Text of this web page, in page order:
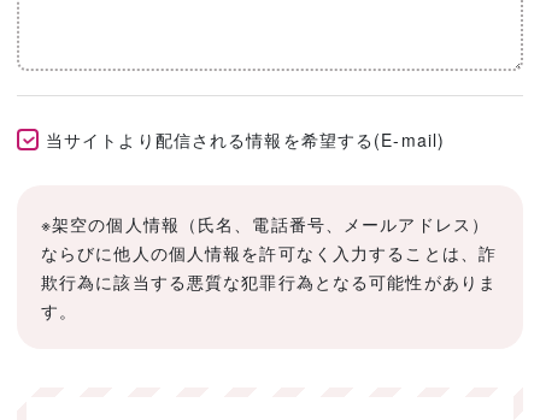
当サイトより配信される情報を希望する(E-mail)
※架空の個人情報（氏名、電話番号、メールアドレス）
ならびに他人の個人情報を許可なく入力することは、詐
欺行為に該当する悪質な犯罪行為となる可能性がありま
す。